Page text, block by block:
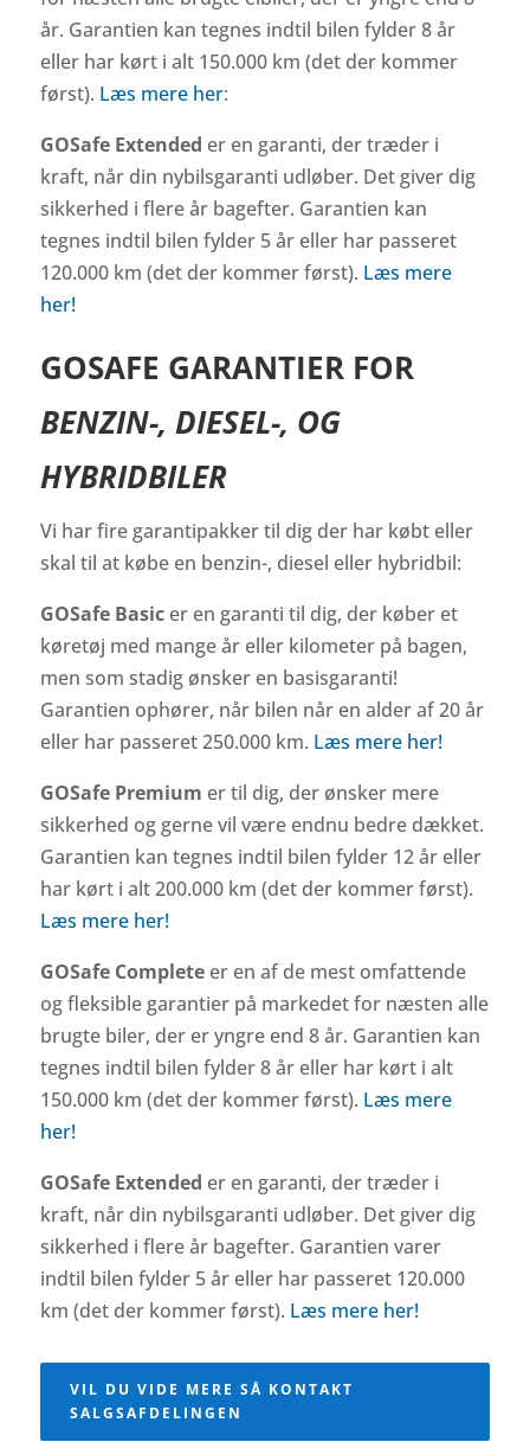
år. Garantien kan tegnes indtil bilen fylder 8 år
eller har kørt i alt 150.000 km (det der kommer
først). Læs mere her:
GOSafe Extended er en garanti, der træder i
kraft, når din nybilsgaranti udløber. Det giver dig
sikkerhed i flere år bagefter. Garantien kan
tegnes indtil bilen fylder 5 år eller har passeret
120.000 km (det der kommer først). Læs mere
her!
GOSAFE GARANTIER FOR
BENZIN-, DIESEL-, OG
HYBRIDBILER
Vi har fire garantipakker til dig der har købt eller
skal til at købe en benzin-, diesel eller hybridbil:
GOSafe Basicer en garanti til dig, der køber et
køretøj med mange år eller kilometer på bagen,
men som stadig ønsker en basisgaranti!
Garantien ophører, når bilen når en alder af 20 år
eller har passeret 250.000 km. Læs mere her!
GOSafe Premium er til dig, der ønsker mere
sikkerhed og gerne vil være endnu bedre dækket.
Garantien kan tegnes indtil bilen fylder 12 år eller
har kørt i alt 200.000 km (det der kommer først).
Læs mere her!
GOSafe Completeer en af de mest omfattende
og fleksible garantier på markedet for næsten alle
brugte biler, der er yngre end 8 år. Garantien kan
tegnes indtil bilen fylder 8 år eller har kørt i alt
150.000 km (det der kommer først). Læs mere
her!
GOSafe Extended er en garanti, der træder i
kraft, når din nybilsgaranti udløber. Det giver dig
sikkerhed i flere år bagefter. Garantien varer
indtil bilen fylder 5 år eller har passeret 120.000
km (det der kommer først). Læs mere her!
VIL DU VIDE MERE SÅ KONTAKT
SALGSAFDELINGEN